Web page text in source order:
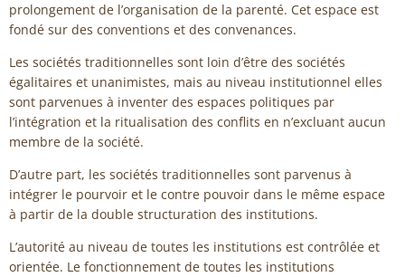
prolongement de l’organisation de la parenté. Cet espace est
fondé sur des conventions et des convenances.
Les sociétés traditionnelles sont loin d’être des sociétés
égalitaires et unanimistes, mais au niveau institutionnel elles
sont parvenues à inventer des espaces politiques par
l’intégration et la ritualisation des conflits en n’excluant aucun
membre de la société.
D’autre part, les sociétés traditionnelles sont parvenus à
intégrer le pourvoir et le contre pouvoir dans le même espace
à partir de la double structuration des institutions.
L’autorité au niveau de toutes les institutions est contrôlée et
orientée. Le fonctionnement de toutes les institutions